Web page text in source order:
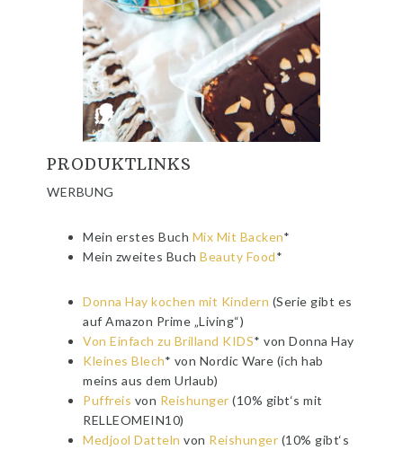
PRODUKTLINKS
WERBUNG
Mein erstes Buch Mix Mit Backen*
Mein zweites BuchBeauty Food*
Donna Hay kochen mit Kindern (Serie gibt es
auf Amazon Prime „Living“)
Von Einfach zu Brilland KIDS* von Donna Hay
Kleines Blech* von Nordic Ware (ich hab
meins aus dem Urlaub)
Puffreis von Reishunger (10% gibt‘s mit
RELLEOMEIN10)
Medjool Datteln von Reishunger (10% gibt‘s